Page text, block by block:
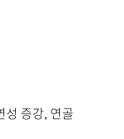
성 증강, 연골